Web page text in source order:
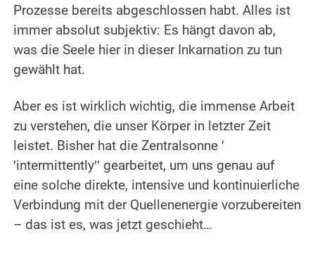
Prozesse bereits abgeschlossen habt.Alles ist
immer absolut subjektiv: Es hängt davon ab,
was die Seele hier in dieser Inkarnation zu tun
gewählt hat.
Aber es ist wirklich wichtig, die immense Arbeit
zu verstehen, die unser Körper in letzter Zeit
leistet. Bisher hat die Zentralsonne ′
′intermittently′′ gearbeitet, um uns genau auf
eine solche direkte, intensive und kontinuierliche
Verbindung mit der Quellenenergie vorzubereiten
– das ist es, was jetzt geschieht…